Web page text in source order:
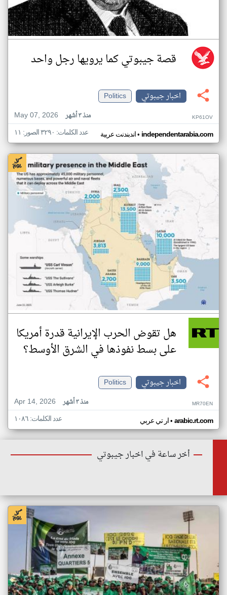
قصة جيبوتي كما يرويها رجل واحد
اخبار جيبوتي
Politics
May 07, 2026
منذ ٣ أشهر KP61OV
اندبندنت عربية• independentarabia.com عدد الكلمات: ٣٢٩٠ الصور: ١١
هل تقوض الحرب الإيرانية قدرة أمريكا
على بسط نفوذها في الشرق الأوسط؟
اخبار جيبوتي
Politics
Apr 14, 2026
منذ ٣ أشهر MR70EN
ار تي عربي• arabic.rt.com عدد الكلمات: ١٠٨٦
أخر ساعة في اخبار جيبوتي